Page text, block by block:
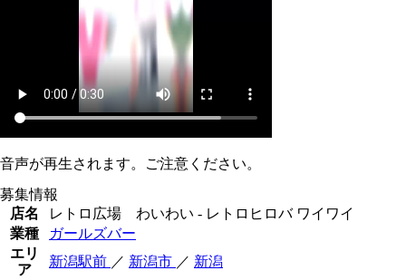
音声が再生されます。ご注意ください。
募集情報
店名
レトロ広場 わいわい - レトロヒロバ ワイワイ
業種
ガールズバー
エリ
ア
新潟駅前 ／ 新潟市 ／ 新潟